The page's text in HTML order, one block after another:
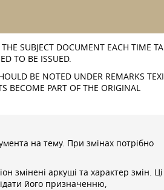
SUBJECT DOCUMENT EACH TIME ТА
TO BE ISSUED.
BE NOTED UNDER REMARKS ТЕХІ
BECOME PART OF THE ORIGINAL
на тему. При змінах потрібно
змінені аркуші та характер змін. Ці
його призначенню,